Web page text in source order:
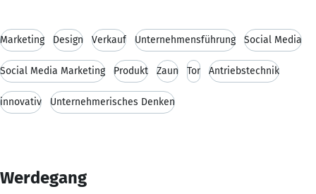
Marketing Design Verkauf Unternehmensführung Social Media
Social Media Marketing Produkt Zaun Tor Antriebstechnik
innovativ Unternehmerisches Denken
Werdegang